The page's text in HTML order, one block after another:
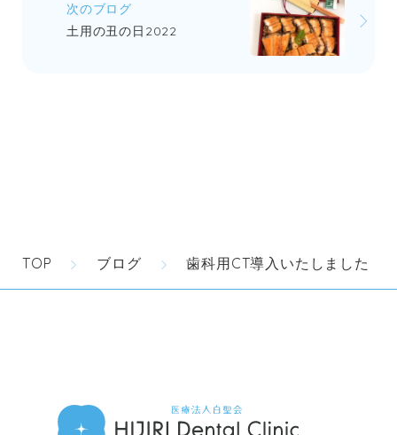
次のブログ
土用の丑の日2022
TOP ブログ 歯科用CT導入いたしました